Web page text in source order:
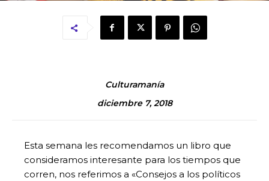
Culturamanía
diciembre 7, 2018
Esta semana les recomendamos un libro que
consideramos interesante para los tiempos que
corren, nos referimos a «Consejos a los políticos